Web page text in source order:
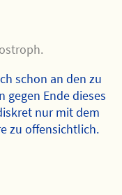
schon an den zu
Ende dieses
nur mit dem
zu offensichtlich.